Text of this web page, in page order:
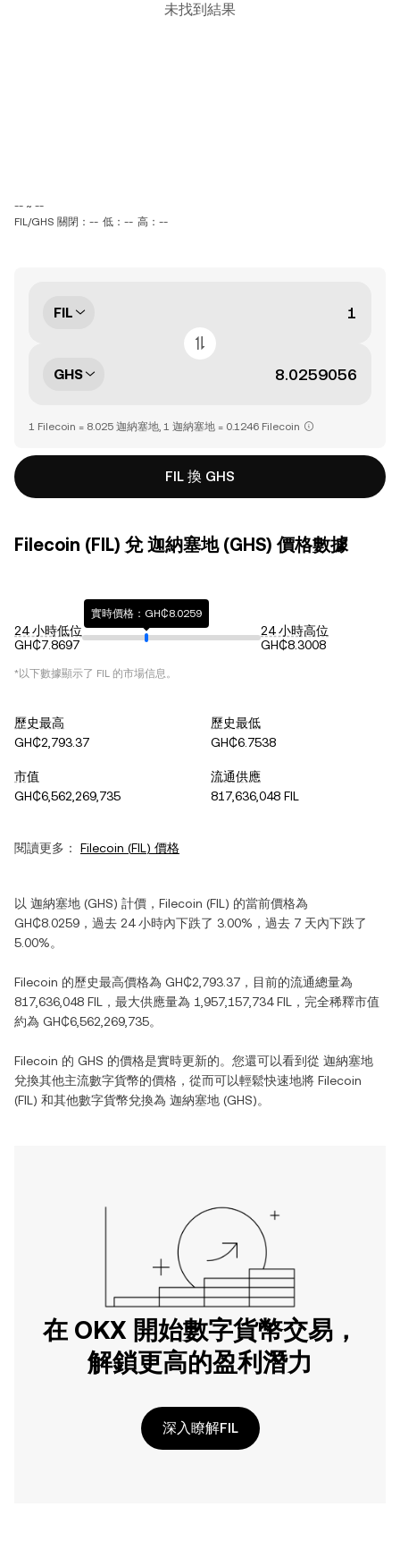
未找到結果
-- ~ --
FIL/GHS 關閉：-- 低：-- 高：--
FIL
GHS
1 Filecoin = 8.025 迦納塞地, 1 迦納塞地 = 0.1246 Filecoin
FIL 換 GHS
Filecoin (FIL) 兌 迦納塞地 (GHS) 價格數據
24 小時低位
GH₵7.8697
實時價格：GH₵8.0259
24 小時高位
GH₵8.3008
*以下數據顯示了 FIL 的市場信息。
歷史最高
GH₵2,793.37
歷史最低
GH₵6.7538
市值
GH₵6,562,269,735
流通供應
817,636,048 FIL
閱讀更多： Filecoin (FIL) 價格
以 迦納塞地 (GHS) 計價， Filecoin (FIL ) 的當前價格為
GH₵8.0259 ，過去 24 小時內下跌了 3.00% ，過去 7 天內下跌了
5.00%。
Filecoin 的歷史最高價格為 GH₵2,793.37 ，目前的流通總量為
817,636,048 FIL
，最大供應量為 1,957,157,734 FIL
，完全稀釋市值
約為 GH₵6,562,269,735。
Filecoin 的 GHS 的價格是實時更新的。您還可以看到從 迦納塞地
兌換其他主流數字貨幣的價格，從而可以輕鬆快速地將 Filecoin
(FIL ) 和其他數字貨幣兌換為 迦納塞地 (GHS)。
在 OKX 開始數字貨幣交易，
解鎖更高的盈利潛力
深入瞭解FIL